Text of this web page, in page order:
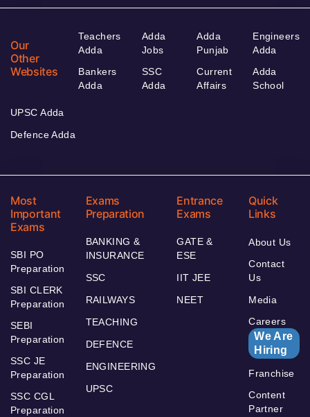
Our
Other
Websites
Teachers
Adda
Bankers
Adda
Adda
Jobs
SSC
Adda
Adda
Punjab
Current
Affairs
Engineers
Adda
Adda
School
UPSC Adda
Defence Adda
Most
Important
Exams
SBI PO
Preparation
SBI CLERK
Preparation
SEBI
Preparation
SSC JE
Preparation
SSC CGL
Preparation
Exams
Preparation
BANKING &
INSURANCE
SSC
RAILWAYS
TEACHING
DEFENCE
ENGINEERING
UPSC
Entrance
Exams
GATE &
ESE
IIT JEE
NEET
Quick
Links
About Us
Contact
Us
Media
Careers
We Are
Hiring
Franchise
Content
Partner